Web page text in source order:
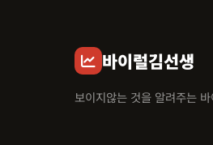
바이럴김선생
보이지않는 것을 알려주는